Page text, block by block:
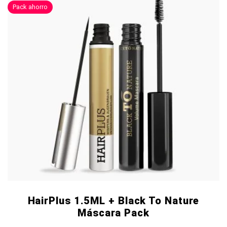
Pack ahorro
HairPlus 1.5ML + Black To Nature
Máscara Pack